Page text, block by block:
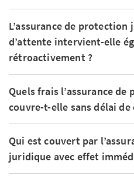
L’assurance de
d’attente intervient-elle
rétroactivement ?
Quels frais l’assurance
couvre-t-elle sans délai de
Qui est couvert par
juridique avec effet